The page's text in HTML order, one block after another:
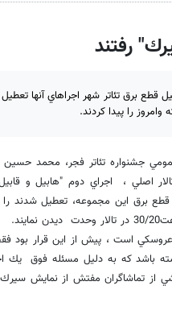
رفتند
قطع برق تئاتر شهر اجراهاي آنها
را پيدا كردند.
جشنواره تئاتر فجر، محمد حسين
اصلي ، اجراي دوم "هابيل و قابيل
برق اين مجموعه، تعطيل شدند را
باشد كه به دليل مسئله فوق يك
از تماشاگران مفتش از نمايش